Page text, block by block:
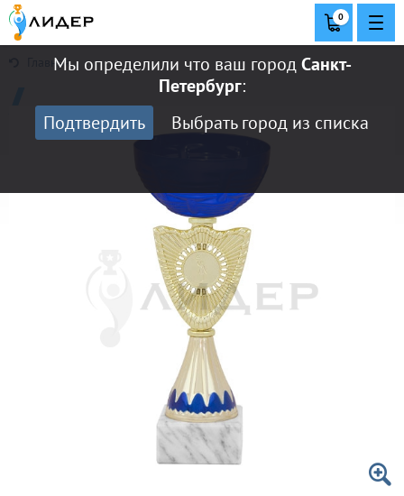
Мы определили что ваш городСанкт-
Петербург:
Подтвердить
Выбрать город из списка
0
Главная